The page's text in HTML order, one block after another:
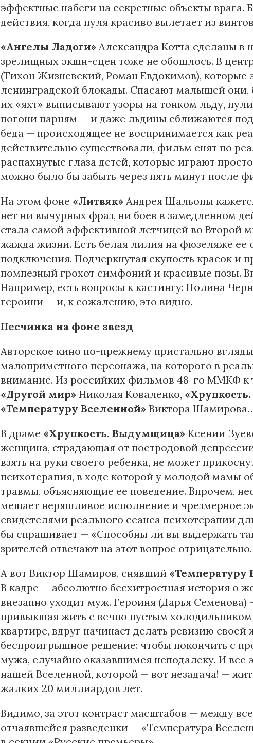
эффектные набеги на секретные объекты врага.
действия, когда пуля красиво вылетает из
«Ангелы Ладоги» Александра Котта сделаны в
зрелищных экшн-сцен тоже не обошлось. В
(Тихон Жизневский, Роман Евдокимов), которые
ленинградской блокады. Спасают малышей они,
их «яхт» выписывают узоры на тонком льду,
погони парням — и даже льдины сближаются
беда — происходящее не воспринимается как
действительно существовали, фильм снят по
распахнутые глаза детей, которые играют
можно было бы забыть через пять минут после
На этом фоне «Литвяк» Андрея Шальопы
нет ни вычурных фраз, ни боев в замедленном
стала самой эффективной летчицей во Второй
жажда жизни. Есть белая лилия на фюзеляже ее
подключения. Подчеркнутая скупость красок и
помпезный грохот симфоний и красивые позы.
Например, есть вопросы к кастингу: Полина
героини — и, к сожалению, это видно.
Песчинка на фоне звезд
Авторское кино по-прежнему пристально
малоприметного персонажа, на которого в
внимание. Из российких фильмов 48-го ММКФ к
«Другой мир»Николая Коваленко,
«Температуру Вселенной» Виктора
В драме «Хрупкость. Выдумщица» Ксении
женщина, страдающая от постродовой
взять на руки своего ребенка, не может
психотерапия, в ходе которой у молодой мамы
травмы, объясняющие ее поведение. Впрочем,
мешает неряшливое исполнение и чрезмерное
свидетелями реального сеанса психотерапии
бы спрашивает — «Способны ли вы выдержать
зрителей отвечают на этот вопрос отрицательно.
А вот Виктор Шамиров, снявший «Температуру
В кадре — абсолютно бесхитростная история о
внезапно уходит муж. Героиня (Дарья Семенова)
привыкшая жить с вечно пустым
квартире, вдруг начинает делать ревизию
беспроигрышное решение: чтобы покончить с
мужа, случайно оказавшимся неподалеку. И все
нашей Вселенной, которой — вот незадача! —
жалких 20 миллиардов лет.
Видимо, за этот контраст масштабов — между
отчаявшейся разведенки — «Температура